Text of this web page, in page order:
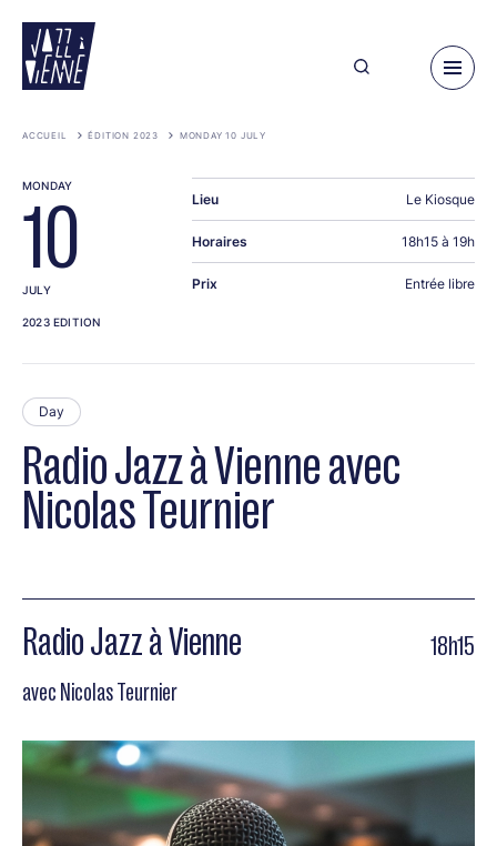
main
content
ACCUEIL ÉDITION 2023 MONDAY 10 JULY
Radio Jazz à Vienne avec
Nicolas Teurnier
Day
Radio Jazz à Vienne 18h15
avec Nicolas Teurnier
MONDAY
10
JULY
2023 EDITION
Lieu Le Kiosque
Horaires 18h15 à 19h
Prix Entrée libre